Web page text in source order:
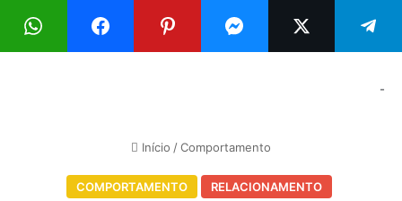
Menu
-
Início /Comportamento
COMPORTAMENTO RELACIONAMENTO